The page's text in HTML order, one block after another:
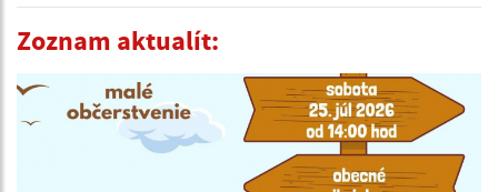
Zoznam aktualít: